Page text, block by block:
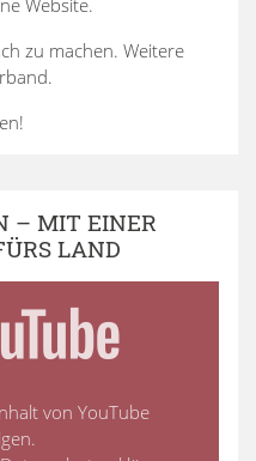
Website.
zu machen. Weitere
– MIT EINER
LAND
von YouTube